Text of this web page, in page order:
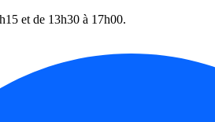
et de 13h30 à 17h00.